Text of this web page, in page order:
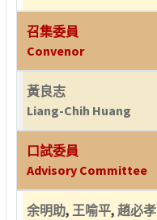
召集委員
Convenor
黃良志
Liang-Chih Huang
口試委員
Advisory Committee
余明助, 王喻平, 趙必孝